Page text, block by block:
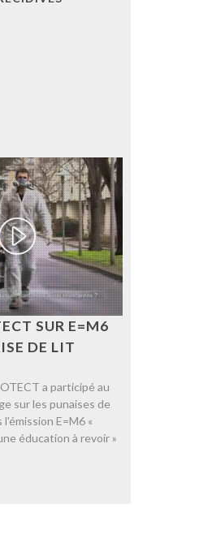
SUR E=M6
DE LIT
a participé au
sur les punaises de
l'émission E=M6 «
éducation à revoir »